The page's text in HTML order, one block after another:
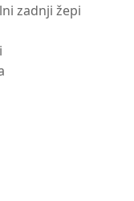
zadnji žepi